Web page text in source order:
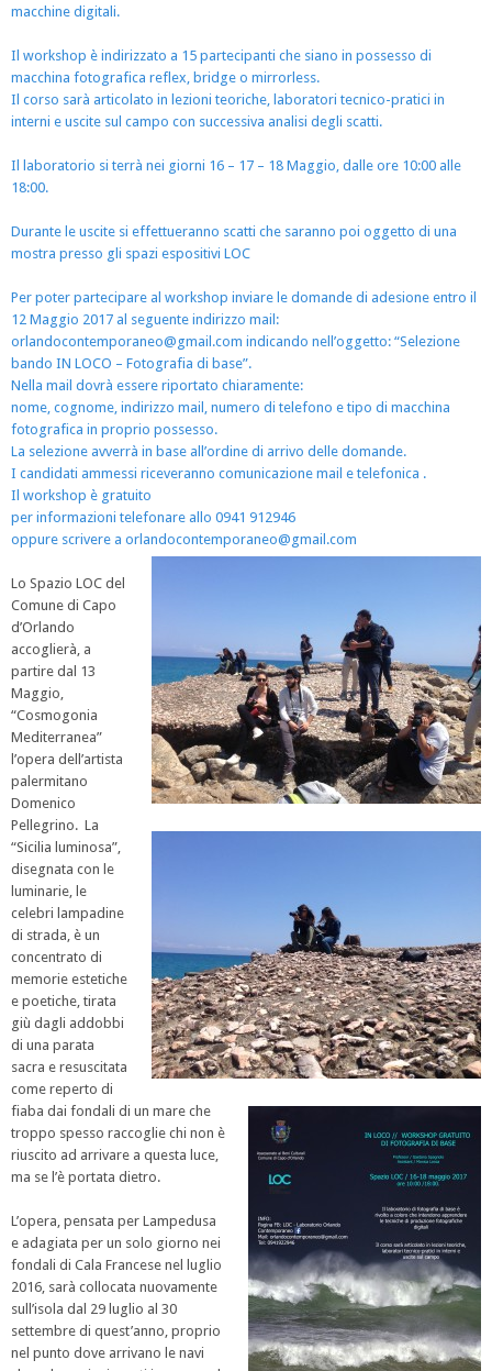
macchine digitali.
Il workshop è indirizzato a 15 partecipanti che siano in possesso di
macchina fotografica reflex, bridge o mirrorless.
Il corso sarà articolato in lezioni teoriche, laboratori tecnico-pratici in
interni e uscite sul campo con successiva analisi degli scatti.
Il laboratorio si terrà nei giorni 16 – 17 – 18 Maggio, dalle ore 10:00 alle
18:00.
Durante le uscite si effettueranno scatti che saranno poi oggetto di una
mostra presso gli spazi espositivi LOC
Per poter partecipare al workshop inviare le domande di adesione entro il
12 Maggio 2017 al seguente indirizzo mail:
orlandocontemporaneo@gmail .com indicando nell’oggetto: “Selezione
bando IN LOCO – Fotografia di base”.
Nella mail dovrà essere riportato chiaramente:
nome, cognome, indirizzo mail, numero di telefono e tipo di macchina
fotografica in proprio possesso.
La selezione avverrà in base all’ordine di arrivo delle domande.
I candidati ammessi riceveranno comunicazione mail e telefonica .
Il workshop è gratuito
per informazioni telefonare allo 0941 912946
oppure scrivere a orlandocontemporaneo@gmail .com
Lo Spazio LOC del
Comune di Capo
d’Orlando
accoglierà, a
partire dal 13
Maggio,
“Cosmogonia
Mediterranea”
l’opera dell’artista
palermitano
Domenico
Pellegrino. La
“Sicilia luminosa”,
disegnata con le
luminarie, le
celebri lampadine
di strada, è un
concentrato di
memorie estetiche
e poetiche, tirata
giù dagli addobbi
di una parata
sacra e resuscitata
come reperto di
fiaba dai fondali di un mare che
troppo spesso raccoglie chi non è
riuscito ad arrivare a questa luce,
ma se l’è portata dietro.
L’opera, pensata per Lampedusa
e adagiata per un solo giorno nei
fondali di Cala Francese nel luglio
2016, sarà collocata nuovamente
sull’isola dal 29 luglio al 30
settembre di quest’anno, proprio
nel punto dove arrivano le navi